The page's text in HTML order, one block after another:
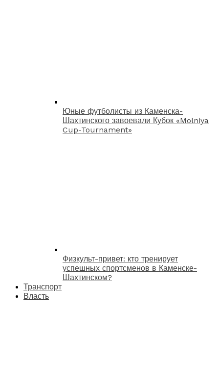
Юные футболисты из Каменска-
Шахтинского завоевали Кубок «Molniya
Cup-Tournament»
Физкульт-привет: кто тренирует
успешных спортсменов в Каменске-
Шахтинском?
Транспорт
Власть